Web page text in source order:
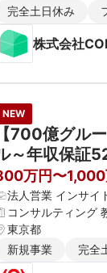
完全土日休み
株式会社
NEW
【700億グル
～年収保証
万円〜1,000
法人営業 インサイ
コンサルティング
東京都
新規事業
完全